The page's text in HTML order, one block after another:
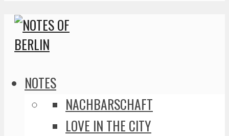
NOTES
NACHBARSCHAFT
LOVE IN THE CITY